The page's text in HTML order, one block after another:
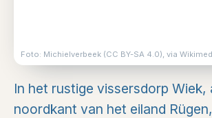
Foto: Michielverbeek (CC BY-SA 4.0), via
In het rustige vissersdorp Wiek,
noordkant van het eiland